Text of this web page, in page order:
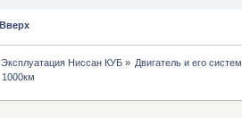
Вверх
Эксплуатация Ниссан КУБ» Двигатель и его